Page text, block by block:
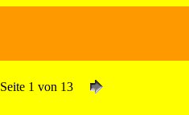
Seite 1 von 13